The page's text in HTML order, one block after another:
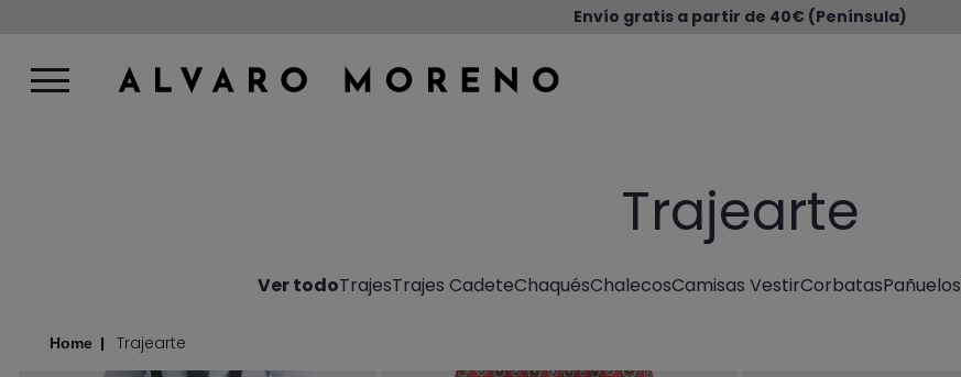
Envío gratis a partir de 40€ (Península)
Trajearte
Ver todoTrajesTrajes CadeteChaquésChalecosCamisas VestirCorbatasPañuelos
Trajearte
Home